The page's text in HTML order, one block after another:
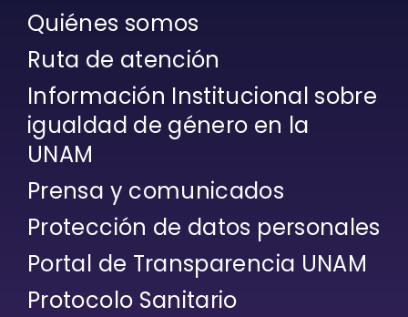
Quiénes somos
Ruta de atención
Información Institucional sobre
igualdad de género en la
UNAM
Prensa y comunicados
Protección de datos personales
Portal de Transparencia UNAM
Protocolo Sanitario